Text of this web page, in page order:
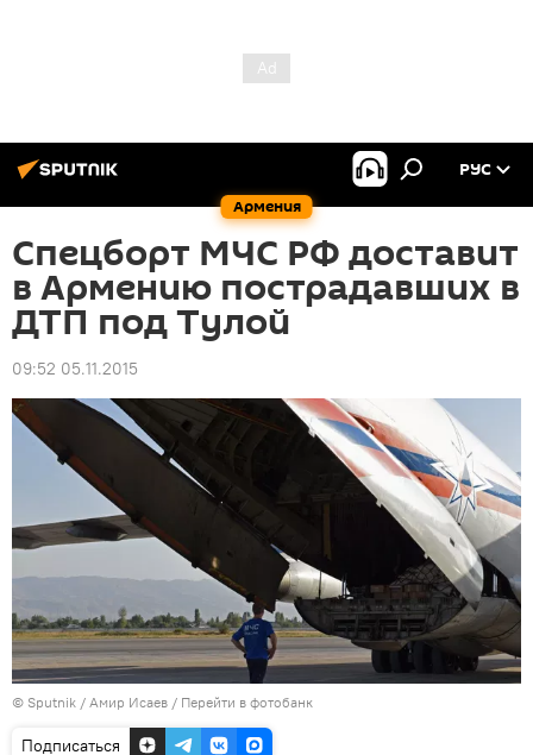
Армения
РУС
Спецборт МЧС РФ доставит
в Армению пострадавших в
ДТП под Тулой
09:52 05.11.2015
© Sputnik / Амир Исаев / Перейти в фотобанк
Подписаться